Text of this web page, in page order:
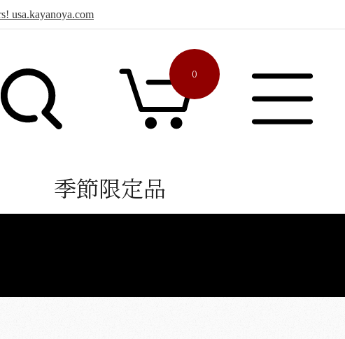
usa.kayanoya.com
0
季節限定品